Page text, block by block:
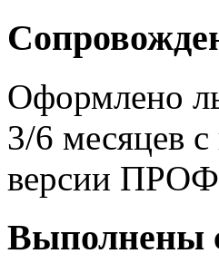
Оформлено
3/6 месяцев
версии
Выполнены